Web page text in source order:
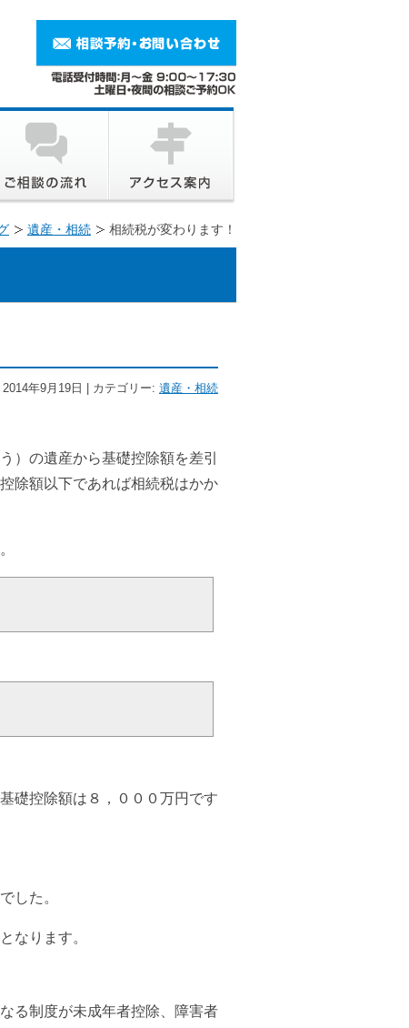
遺産・相続 相続税が変わります！
年9月19日 | カテゴリー: 遺産・相続
）の遺産から基礎控除額を差引
除額以下であれば相続税はかか
礎控除額は８，０００万円です
した。
なります。
る制度が未成年者控除、障害者